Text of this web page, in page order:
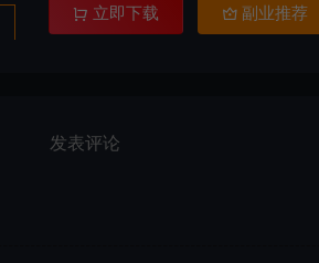
立即下载 副业推荐
发表评论